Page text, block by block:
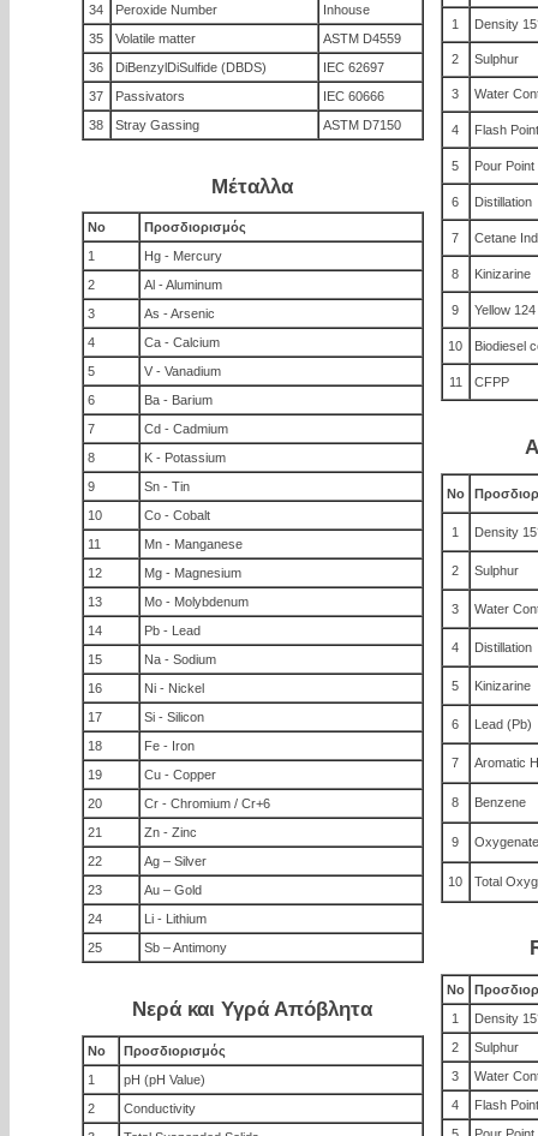
34
Peroxide Number
Inhouse
35
Volatile matter
ASTM D4559
36
DiBenzylDiSulfide (DBDS)
IEC 62697
37
Passivators
IEC 60666
38
Stray Gassing ASTM D7150
Μέταλλα
No
Προσδιορισμός
1
Hg - Mercury
2
Al - Aluminum
3
As - Arsenic
4
Ca - Calcium
5
V - Vanadium
6
Ba - Barium
7
Cd - Cadmium
8
K - Potassium
9
Sn - Tin
10
Co - Cobalt
11
Mn - Manganese
12
Mg - Magnesium
13
Mo - Molybdenum
14
Pb - Lead
15
Na - Sodium
16
Ni - Nickel
17
Si - Silicon
18
Fe - Iron
19
Cu - Copper
20
Cr - Chromium / Cr+6
21
Zn - Zinc
22
Ag – Silver
23
Au – Gold
24
Li - Lithium
25
Sb – Antimony
Νερά και Υγρά Απόβλητα
No
Προσδιορισμός
1
pH (pH Value)
2
Conductivity
1 Density
2 Sulphur
3 Water
4 Flash Point
5 Pour Point
6 Distillation
7 Cetane
8 Kinizarine
9 Yellow 124
10 Biodiesel
11 CFPP
No
1 Density
2 Sulphur
3 Water
4 Distillation
5 Kinizarine
6 Lead (Pb)
7 Aromatic
8 Benzene
9
10 Total
No
1
Density
2
Sulphur
3
Water
4
Flash Point